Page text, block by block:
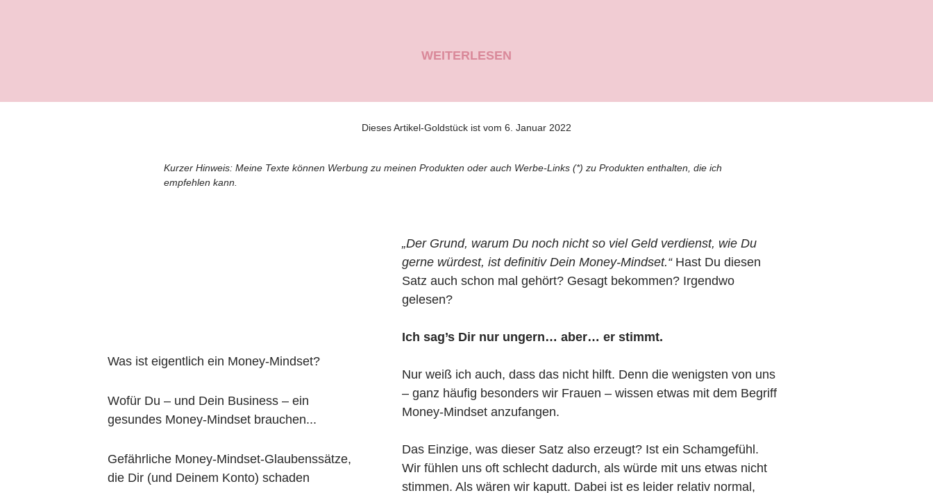
WEITERLESEN
Dieses Artikel-Goldstück ist vom 6. Januar 2022
Kurzer Hinweis: Meine Texte können Werbung zu meinen Produkten oder auch Werbe-Links (*) zu Produkten enthalten, die ich
empfehlen kann.
Was ist eigentlich ein Money-Mindset?
Wofür Du – und Dein Business – ein
gesundes Money-Mindset brauchen...
Gefährliche Money-Mindset-Glaubenssätze,
die Dir (und Deinem Konto) schaden
„Der Grund, warum Du noch nicht so viel Geld verdienst, wie Du
gerne würdest, ist definitiv Dein Money-Mindset.“Hast Du diesen
Satz auch schon mal gehört? Gesagt bekommen? Irgendwo
gelesen?
Ich sag’s Dir nur ungern… aber… er stimmt.
Nur weiß ich auch, dass das nicht hilft. Denn die wenigsten von uns
– ganz häufig besonders wir Frauen – wissen etwas mit dem Begriff
Money-Mindset anzufangen.
Das Einzige, was dieser Satz also erzeugt? Ist ein Schamgefühl.
Wir fühlen uns oft schlecht dadurch, als würde mit uns etwas nicht
stimmen. Als wären wir kaputt. Dabei ist es leider relativ normal,